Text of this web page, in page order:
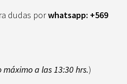
dudas porwhatsapp: +569
máximo a las 13:30 hrs.)